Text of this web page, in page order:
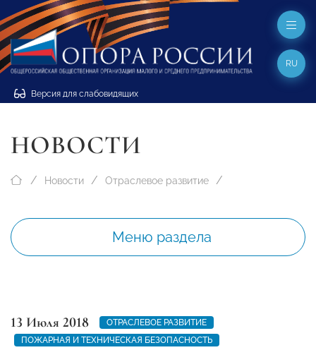
Версия для слабовидящих
RU
НОВОСТИ
Новости Отраслевое развитие
Меню раздела
13 Июля 2018
ОТРАСЛЕВОЕ РАЗВИТИЕ
ПОЖАРНАЯ И ТЕХНИЧЕСКАЯ БЕЗОПАСНОСТЬ